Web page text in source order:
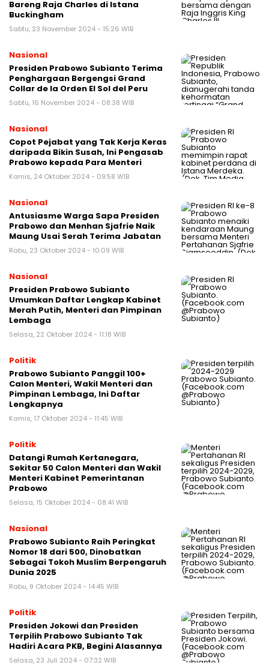
Bareng Raja Charles di Istana
Buckingham
Sabtu, 23 November 2024 - 15:26 WIB
Nasional
Presiden Prabowo Subianto Terima
Penghargaan Bergengsi Grand
Collar de la Orden El Sol del Peru
Sabtu, 16 November 2024 - 08:38 WIB
Nasional
Copot Pejabat yang Tak Kerja Keras
daripada Bikin Susah, Ini Pengasab
Prabowo kepada Para Menteri
Kamis, 24 Oktober 2024 - 09:58 WIB
Nasional
Antusiasme Warga Sapa Presiden
Prabowo dan Menhan Sjafrie Naik
Maung Usai Serah Terima Jabatan
Rabu, 23 Oktober 2024 - 10:09 WIB
Nasional
Presiden Prabowo Subianto
Umumkan Daftar Lengkap Kabinet
Merah Putih, Menteri dan Pimpinan
Lembaga
Selasa, 22 Oktober 2024 - 11:18 WIB
Politik
Prabowo Subianto Panggil 100+
Calon Menteri, Wakil Menteri dan
Pimpinan Lembaga, Ini Daftar
Lengkapnya
Kamis, 17 Oktober 2024 - 11:45 WIB
Politik
Datangi Rumah Kertanegara,
Sekitar 50 Calon Menteri dan Wakil
Menteri Kabinet Pemerintanan
Prabowo
Selasa, 15 Oktober 2024 - 08:41 WIB
Nasional
Prabowo Subianto Raih Peringkat
Nomor 18 dari 500, Dinobatkan
Sebagai Tokoh Muslim Berpengaruh
Dunia 2025
Rabu, 9 Oktober 2024 - 14:45 WIB
Politik
Presiden Jokowi dan Presiden
Terpilih Prabowo Subianto Tak
Hadiri Acara PKB, Begini Alasannya
Selasa, 23 Juli 2024 - 07:32 WIB